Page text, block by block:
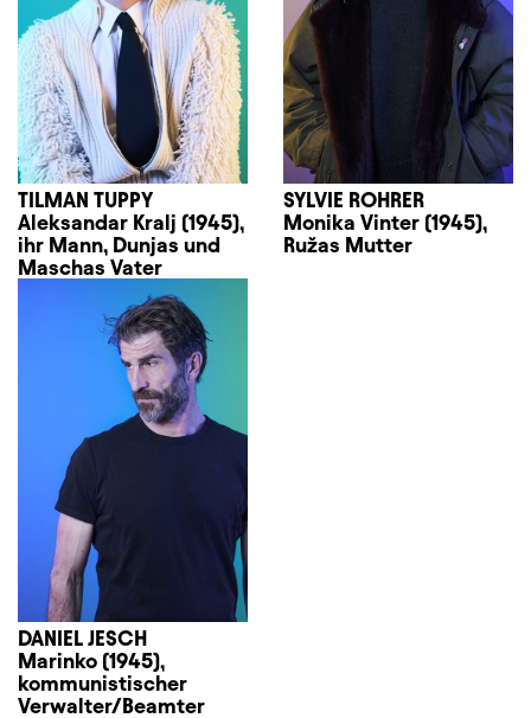
TILMAN TUPPY
Aleksandar Kralj (1945),
ihr Mann, Dunjas und
Maschas Vater
SYLVIE ROHRER
Monika Vinter (1945),
Ružas Mutter
DANIEL JESCH
Marinko (1945),
kommunistischer
Verwalter/Beamter